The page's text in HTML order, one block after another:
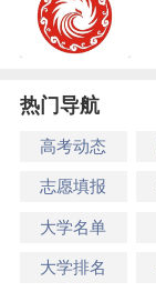
热门导航
高考动态
志愿填报
大学名单
大学排名